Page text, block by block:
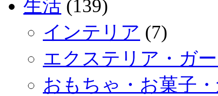
生活 (139)
インテリア (7)
エクステリア・ガ
おもちゃ・お菓子